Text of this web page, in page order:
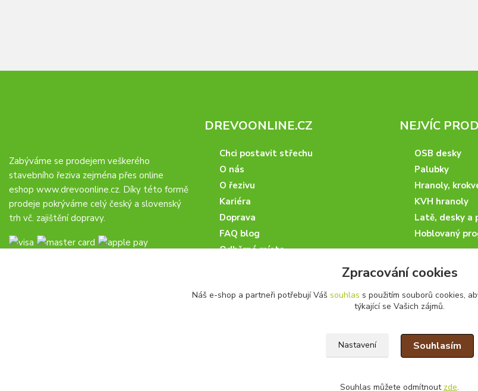
Zabýváme se prodejem veškerého
stavebního řeziva zejména přes online
eshop www.drevoonline.cz. Díky této formě
prodeje pokrýváme celý český a slovenský
trh vč. zajištění dopravy.
DREVOONLINE.CZ
Chci postavit střechu
O nás
O řezivu
Kariéra
Doprava
FAQ blog
Odběrná místa
Obchodní partneři
NEJVÍC
OSB desky
Palubky
Hranoly,
KVH hranoly
Latě, desky a
Hoblovaný
Zpracování cookies
Náš e-shop a partneři potřebují Váš souhlas s použitím souborů cookies,
týkající se Vašich zájmů.
Nastavení Souhlasím
Souhlas můžete odmítnout zde.